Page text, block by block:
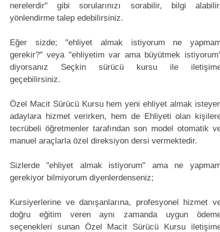
nerelerdir" gibi sorularınızı sorabilir, bilgi
yönlendirme talep edebilirsiniz.
Eğer sizde; "ehliyet almak istiyorum ne
gerekir?" veya "ehliyetim var ama büyütmek
diyorsanız Seçkin sürücü kursu ile
geçebilirsiniz.
Özel Macit Sürücü Kursu hem yeni ehliyet almak
adaylara hizmet verirken, hem de Ehliyeti olan
tecrübeli öğretmenler tarafından son model otomatik
manuel araçlarla özel direksiyon dersi vermektedir.
Sizlerde "ehliyet almak istiyorum" ama ne
gerekiyor bilmiyorum diyenlerdenseniz;
Kursiyerlerine ve danışanlarına, profesyonel hizmet
doğru eğitim veren aynı zamanda uygun
seçenekleri sunan Özel Macit Sürücü Kursu